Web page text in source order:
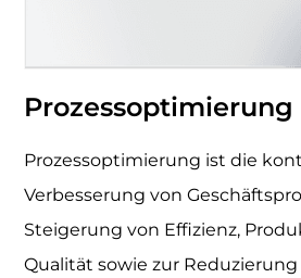
Prozessoptimierung ist die
Verbesserung von
Steigerung von Effizienz,
Qualität sowie zur Reduzierung